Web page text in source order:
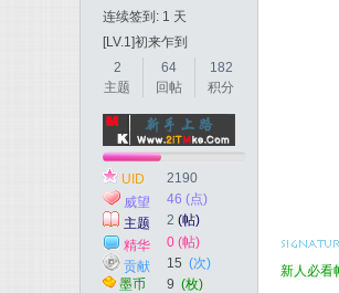
连续签到: 1 天
[LV.1]初来乍到
2
主题
64
回帖
182
积分
UID
2190
威望
46 (点)
主题
2 (帖)
精华
0 (帖)
贡献
15 (次)
墨币
9 (枚)
新人必看